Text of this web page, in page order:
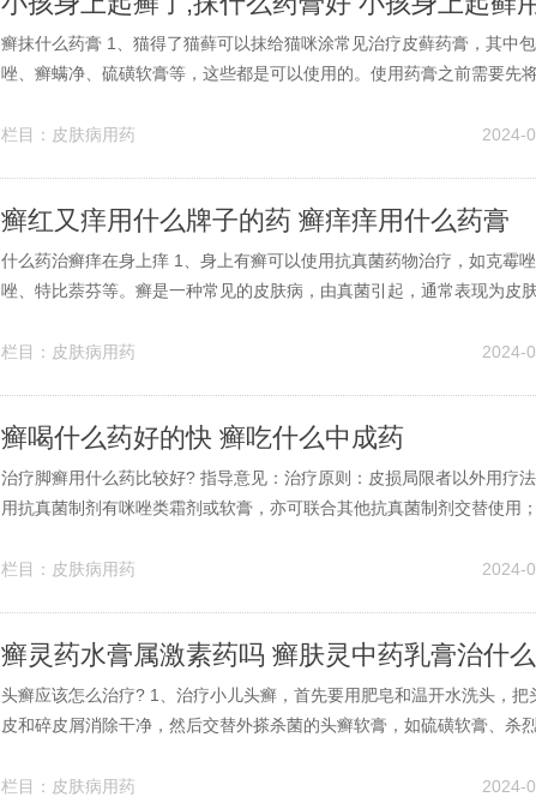
癣抹什么药膏 1、猫得了猫藓可以抹给猫咪涂常见治疗皮藓药膏，其中
唑、癣螨净、硫磺软膏等，这些都是可以使用的。使用药膏之前需要先
强猫咪皮肤的抵抗力，轻微的猫癣通过补充营养和多晒太阳就可以不药
栏目： 皮肤病用药 2024-
癣红又痒用什么牌子的药 癣痒痒用什么药膏
什么药治癣痒在身上痒 1、身上有癣可以使用抗真菌药物治疗，如克霉
唑、特比萘芬等。癣是一种常见的皮肤病，由真菌引起，通常表现为皮
药物，可以有效抑制真菌的生长和繁殖，常用于治疗体癣、股癣等。2
栏目： 皮肤病用药 2024-
癣喝什么药好的快 癣吃什么中成药
治疗脚癣用什么药比较好? 指导意见：治疗原则：皮损局限者以外用疗
用抗真菌制剂有咪唑类霜剂或软膏，亦可联合其他抗真菌制剂交替使用
性疾病如糖尿病、免疫缺陷病者要一并治疗。第珊瑚癣净。珊瑚癣菌具
栏目： 皮肤病用药 2024-
癣灵药水膏属激素药吗 癣肤灵中药乳膏治什么
头癣应该怎么治疗? 1、治疗小儿头癣，首先要用肥皂和温开水洗头，把
皮和碎皮屑消除干净，然后交替外搽杀菌的头癣软膏，如硫磺软膏、杀
下3次查不到真菌才可算痊愈。病儿要被隔离，以免传染他人。2、病情
栏目： 皮肤病用药 2024-